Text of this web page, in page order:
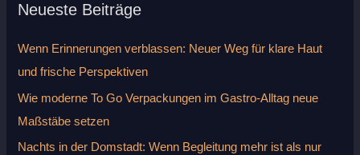
Neueste Beiträge
Wenn Erinnerungen verblassen: Neuer Weg für klare Haut
und frische Perspektiven
Wie moderne To Go Verpackungen im Gastro-Alltag neue
Maßstäbe setzen
Nachts in der Domstadt: Wenn Begleitung mehr ist als nur